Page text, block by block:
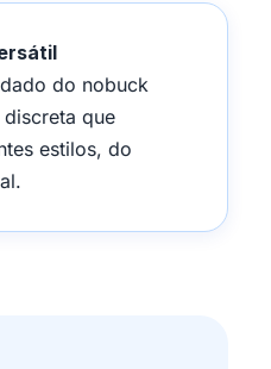
do nobuck
que
estilos, do